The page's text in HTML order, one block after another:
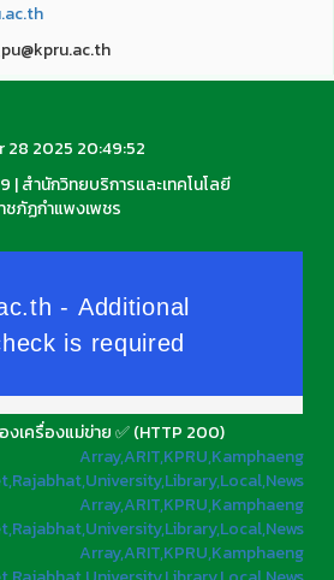
28 2025 20:49:52
|สำนักวิทยบริการและเทคโนโลยี
ชภัฏกำแพงเพชร
งเครื่องแม่ข่าย ✅ (HTTP 200)